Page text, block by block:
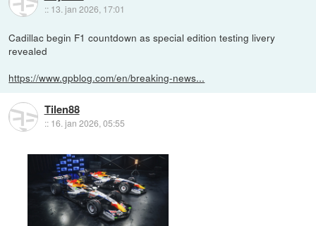
:: 13. jan 2026, 17:01
Cadillac begin F1 countdown as special edition testing livery
revealed
https://www.gpblog.com/en/breaking-news...
Tilen88
:: 16. jan 2026, 05:55